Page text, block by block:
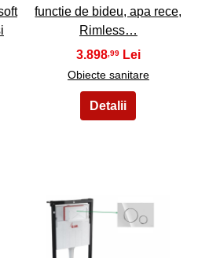
functie de bideu, apa rece,
Rimless…
3.898 ,99
Obiecte sanitare